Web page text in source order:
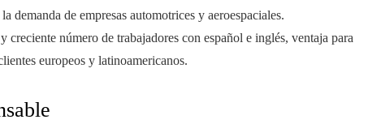
demanda de empresas automotrices y aeroespaciales.
creciente número de trabajadores con español e inglés, ventaja para
europeos y latinoamericanos.